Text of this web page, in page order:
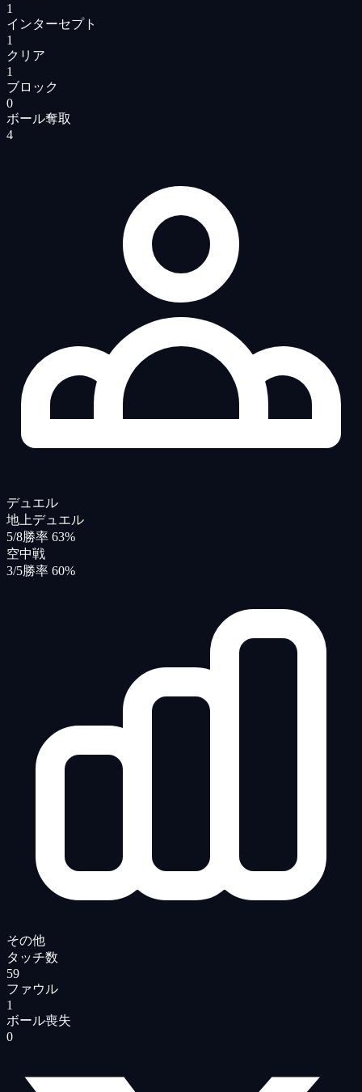
1
インターセプト
1
クリア
1
ブロック
0
ボール奪取
4
デュエル
地上デュエル
5/8勝率 63%
空中戦
3/5勝率 60%
その他
タッチ数
59
ファウル
1
ボール喪失
0